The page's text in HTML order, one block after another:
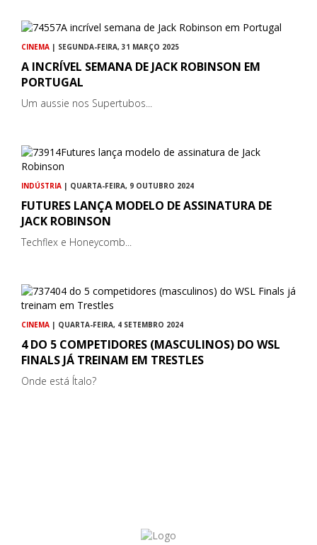
CINEMA | SEGUNDA-FEIRA, 31 MARÇO 2025
A INCRÍVEL SEMANA DE JACK ROBINSON EM
PORTUGAL
Um aussie nos Supertubos...
INDÚSTRIA | QUARTA-FEIRA, 9 OUTUBRO 2024
FUTURES LANÇA MODELO DE ASSINATURA DE
JACK ROBINSON
Techflex e Honeycomb...
CINEMA | QUARTA-FEIRA, 4 SETEMBRO 2024
4 DO 5 COMPETIDORES (MASCULINOS) DO WSL
FINALS JÁ TREINAM EM TRESTLES
Onde está Ítalo?